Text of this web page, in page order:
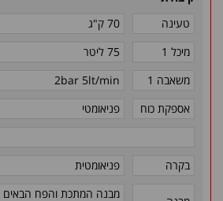
טעינה
70 ק"ג
מיכל 1
75 ליטר
משאבה 1
2bar 5lt/min
אספקת כוח
פניאומטי
בקרה פניאומטית
מבנה המתכת והפח הבאים